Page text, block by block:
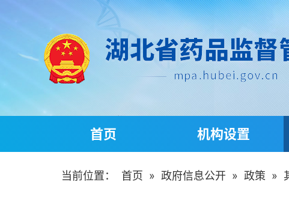
首页 机构设置
当前位置： 首页 » 政府信息公开 » 政策 »